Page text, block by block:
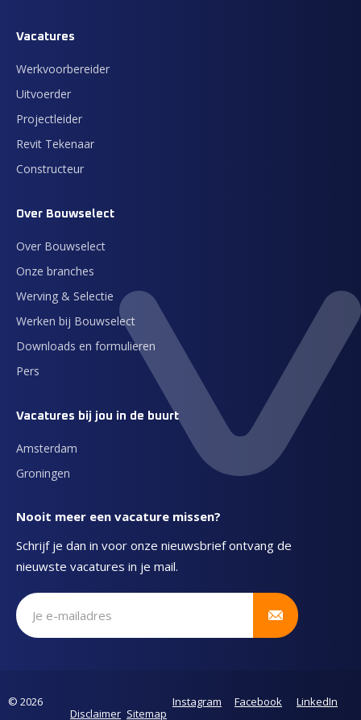
Vacatures
Werkvoorbereider
Uitvoerder
Projectleider
Revit Tekenaar
Constructeur
Over Bouwselect
Over Bouwselect
Onze branches
Werving & Selectie
Werken bij Bouwselect
Downloads en formulieren
Pers
Vacatures bij jou in de buurt
Amsterdam
Groningen
Nooit meer een vacature missen?
Schrijf je dan in voor onze nieuwsbrief ontvang de
nieuwste vacatures in je mail.
Schrijf je in voor onze nieuwsbrief
© 2026
Disclaimer Sitemap
Instagram
Facebook
LinkedIn